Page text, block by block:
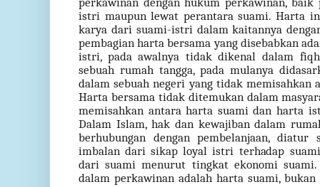
istri maupun lewat perantara suami. Harta
karya dari suami-istri dalam kaitannya
pembagian harta bersama yang disebabkan
istri, pada awalnya tidak dikenal dalam
sebuah rumah tangga, pada mulanya
dalam sebuah negeri yang tidak
Harta bersama tidak ditemukan dalam
memisahkan antara harta suami dan harta
Dalam Islam, hak dan kewajiban dalam
berhubungan dengan pembelanjaan, diatur
imbalan dari sikap loyal istri terhadap
dari suami menurut tingkat ekonomi
dalam perkawinan adalah harta suami,